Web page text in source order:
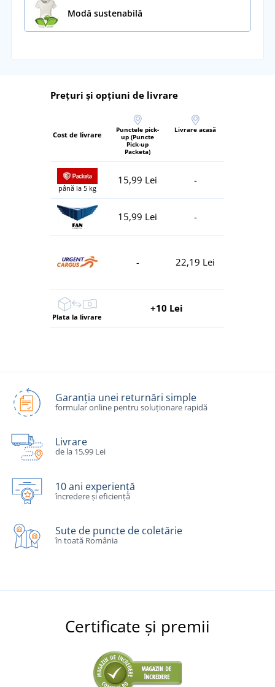
Modă sustenabilă
Prețuri și opțiuni de livrare
Cost de livrare
Punctele pick-
up (Puncte
Pick-up
Packeta)
Livrare acasă
până la 5 kg
15,99 Lei -
15,99 Lei -
- 22,19 Lei
Plata la livrare
+10 Lei
Garanția unei returnări simple
formular online pentru soluționare rapidă
Livrare
de la 15,99 Lei
10 ani experiență
încredere și eficiență
Sute de puncte de coletărie
în toată România
Certificate și premii